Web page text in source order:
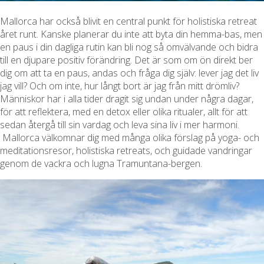
Mallorca har också blivit en central punkt för holistiska retreat
året runt. Kanske planerar du inte att byta din hemma-bas, men
en paus i din dagliga rutin kan bli nog så omvälvande och bidra
till en djupare positiv förändring. Det är som om ön direkt ber
dig om att ta en paus, andas och fråga dig själv: lever jag det liv
jag vill? Och om inte, hur långt bort är jag från mitt drömliv?
Människor har i alla tider dragit sig undan under några dagar,
för att reflektera, med en detox eller olika ritualer, allt för att
sedan återgå till sin vardag och leva sina liv i mer harmoni.
Mallorca välkomnar dig med många olika förslag på yoga- och
meditationsresor, holistiska retreats, och guidade vandringar
genom de vackra och lugna Tramuntana-bergen.